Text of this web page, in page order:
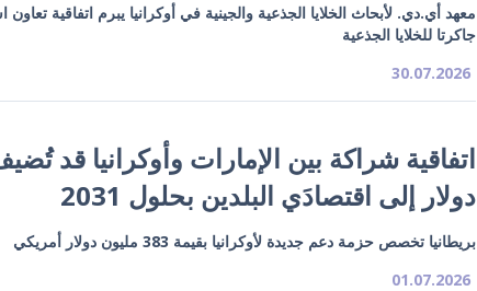
معهد أي.دي. لأبحاث الخلايا الجذعية والجينية في أوكرانيا يبرم اتفاقية
جاكرتا للخلايا الجذعية
30.07.2026
دولار إلى اقتصادَي البلدين بحلول 2031
بريطانيا تخصص حزمة دعم جديدة لأوكرانيا بقيمة 383 مليون دولار أمريكي
01.07.2026